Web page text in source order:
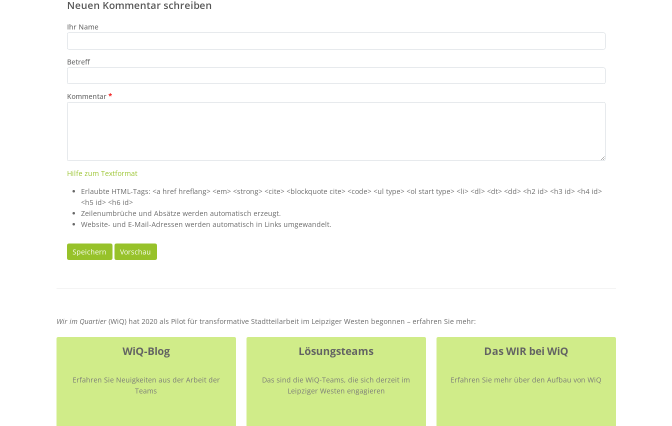
Neuen Kommentar schreiben
Ihr Name
Betreff
Kommentar
Hilfe zum Textformat
Erlaubte HTML-Tags: <a href hreflang> <em> <strong> <cite> <blockquote cite> <code> <ul type> <ol start type> <li> <dl> <dt> <dd> <h2 id> <h3 id> <h4 id>
<h5 id> <h6 id>
Zeilenumbrüche und Absätze werden automatisch erzeugt.
Website- und E-Mail-Adressen werden automatisch in Links umgewandelt.
Speichern Vorschau
Wir im Quartier(WiQ) hat 2020 als Pilot für transformative Stadtteilarbeit im Leipziger Westen begonnen – erfahren Sie mehr:
WiQ-Blog
Erfahren Sie Neuigkeiten aus der Arbeit der
Teams
Lösungsteams
Das sind die WiQ-Teams, die sich derzeit im
Leipziger Westen engagieren
Das WIR bei WiQ
Erfahren Sie mehr über den Aufbau von WiQ